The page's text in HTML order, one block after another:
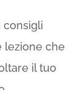
consigli
lezione che
il tuo